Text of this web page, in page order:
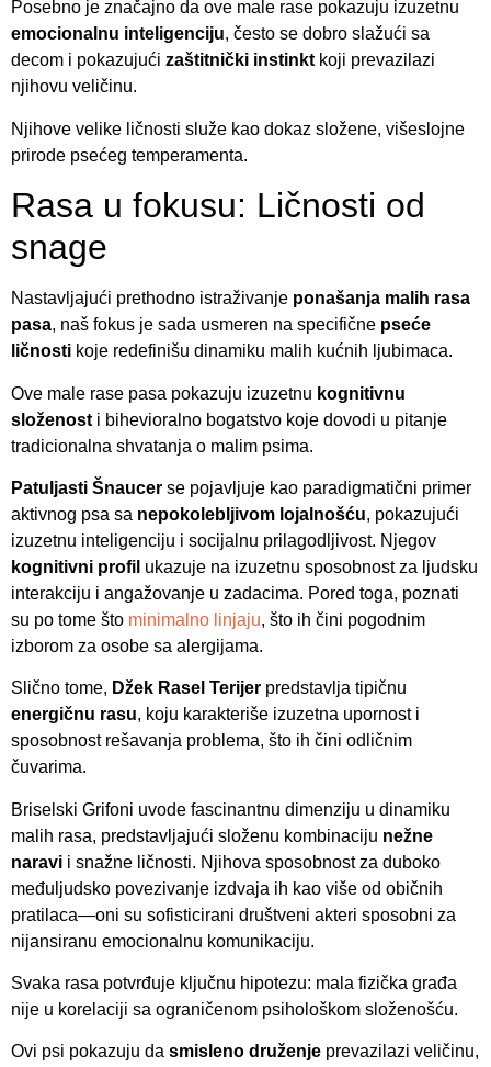
Posebno je značajno da ove male rase pokazuju izuzetnu
emocionalnu inteligenciju, često se dobro slažući sa
decom i pokazujući zaštitnički instinkt koji prevazilazi
njihovu veličinu.
Njihove velike ličnosti služe kao dokaz složene, višeslojne
prirode psećeg temperamenta.
Rasa u fokusu: Ličnosti od
snage
Nastavljajući prethodno istraživanje ponašanja malih rasa
pasa, naš fokus je sada usmeren na specifične pseće
ličnosti koje redefinišu dinamiku malih kućnih ljubimaca.
Ove male rase pasa pokazuju izuzetnu kognitivnu
složenost i bihevioralno bogatstvo koje dovodi u pitanje
tradicionalna shvatanja o malim psima.
Patuljasti Šnaucer se pojavljuje kao paradigmatični primer
aktivnog psa sa nepokolebljivom lojalnošću, pokazujući
izuzetnu inteligenciju i socijalnu prilagodljivost. Njegov
kognitivni profil ukazuje na izuzetnu sposobnost za ljudsku
interakciju i angažovanje u zadacima. Pored toga, poznati
su po tome što minimalno linjaju, što ih čini pogodnim
izborom za osobe sa alergijama.
Slično tome, Džek Rasel Terijer predstavlja tipičnu
energičnu rasu, koju karakteriše izuzetna upornost i
sposobnost rešavanja problema, što ih čini odličnim
čuvarima.
Briselski Grifoni uvode fascinantnu dimenziju u dinamiku
malih rasa, predstavljajući složenu kombinaciju nežne
naravi i snažne ličnosti. Njihova sposobnost za duboko
međuljudsko povezivanje izdvaja ih kao više od običnih
pratilaca—oni su sofisticirani društveni akteri sposobni za
nijansiranu emocionalnu komunikaciju.
Svaka rasa potvrđuje ključnu hipotezu: mala fizička građa
nije u korelaciji sa ograničenom psihološkom složenošću.
Ovi psi pokazuju da smisleno druženje prevazilazi veličinu,